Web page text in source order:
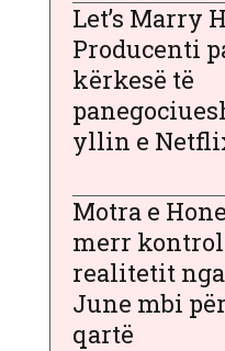
Let’s Marry
Producenti
kërkesë të
yllin e
Motra e
merr
realitetit
June mbi
qartë